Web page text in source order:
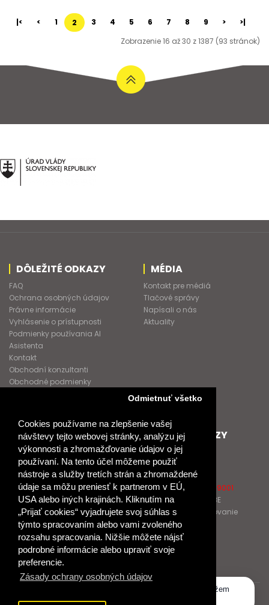
Cookies používame na zlepšenie vašej
návštevy tejto webovej stránky, analýzu jej
výkonnosti a zhromažďovanie údajov o jej
používaní. Na tento účel môžeme použiť
nástroje a služby tretích strán a zhromaždené
údaje sa môžu preniesť k partnerom v EÚ,
USA alebo iných krajinách. Kliknutím na
„Prijať cookies“ vyjadrujete svoj súhlas s
týmto spracovaním alebo vami zvoleného
rozsahu spracovania. Nižšie môžete nájsť
podrobné informácie alebo upraviť svoje
preferencie.
Zásady ochrany osobných údajov
Odmietnuť všetko
|< < 1 2 3 4 5 6 7 8 9 >
>|
Zobrazenie 16 až 30 z 1387 (93 stránok)
DÔLEŽITÉ ODKAZY
FAQ
Ochrana osobných údajov
Právne informácie
Vyhlásenie o prístupnosti
Podmienky používania AI
Asistenta
Kontakt
Obchodní konzultanti
Obchodné podmienky
MÉDIA
Kontakt pre médiá
Tlačové správy
Napísali o nás
Aktuality
SPOLUPRACUJEME
Podporujeme
Naše projekty
Spolupracujeme
Pošlite nám správu
ĎALŠIE ODKAZY
O Raabe
O Klett
Naši autori
Certifikát kvality ISO 9001
Klientska zóna RAABE
Katalógy na prelistovanie
NÁKUP
Odstúpiť od zmluvy
© 2017 Dr. Josef Raabe Slovensko, s.r.o.
Dobrý deň, ako vám môžem